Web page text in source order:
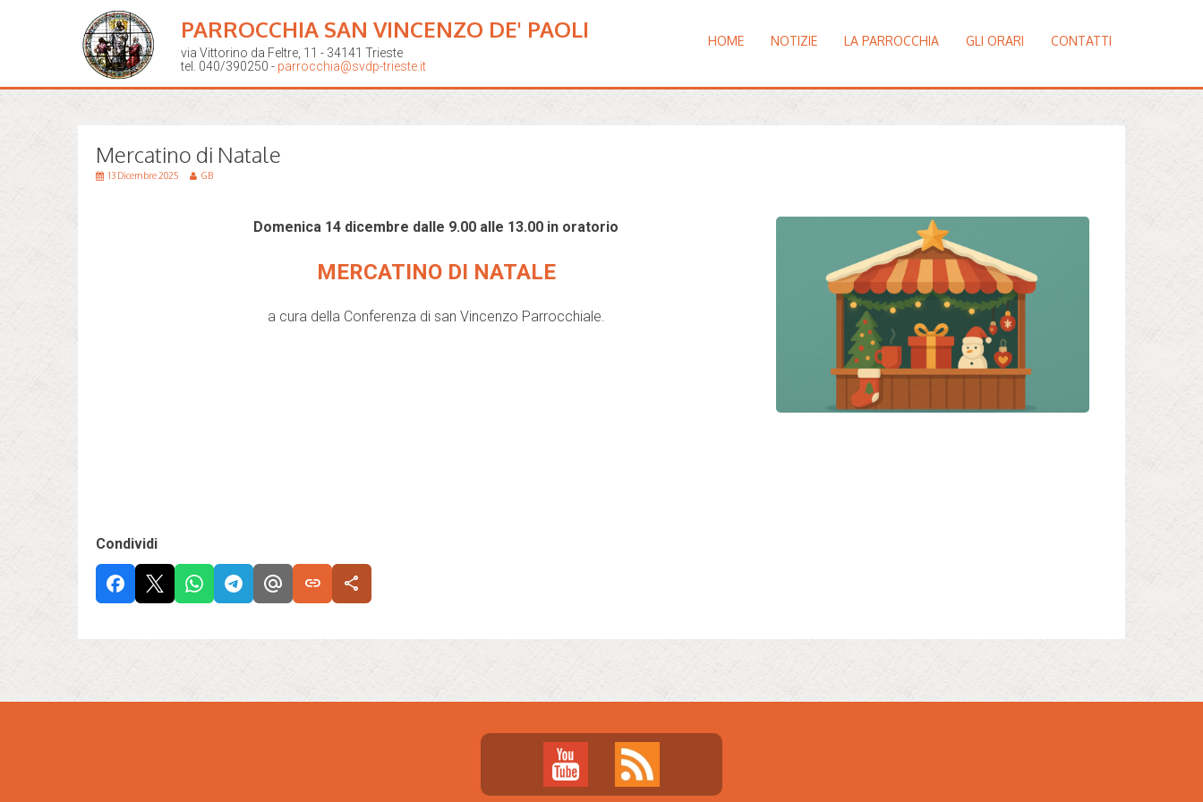
PARROCCHIA SAN VINCENZO DE' PAOLI
via Vittorino da Feltre, 11 - 34141 Trieste
tel. 040/390250 - parrocchia@svdp-trieste.it
HOME NOTIZIE LA PARROCCHIA GLI ORARI CONTATTI
Mercatino di Natale
13 Dicembre 2025 GB
Domenica 14 dicembre dalle 9.00 alle 13.00 in oratorio
MERCATINO DI NATALE
a cura della Conferenza di san Vincenzo Parrocchiale.
Condividi
link share